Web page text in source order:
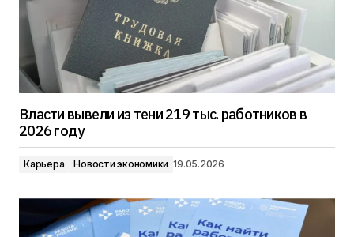
Власти вывели из тени 219 тыс. работников в
2026 году
Карьера Новости экономики 19.05.2026